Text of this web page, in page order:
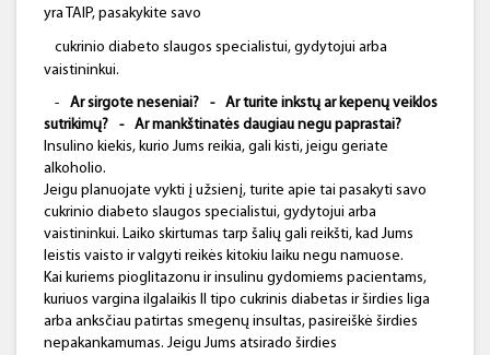
yra TAIP, pasakykite savo
cukrinio diabeto slaugos specialistui, gydytojui arba
vaistininkui.
-
Ar sirgote neseniai? -
Ar turite inkstų ar kepenų veiklos
sutrikimų?
-
Ar mankštinatės daugiau negu paprastai?
Insulino kiekis, kurio Jums reikia, gali kisti, jeigu geriate
alkoholio.
Jeigu planuojate vykti į užsienį, turite apie tai pasakyti savo
cukrinio diabeto slaugos specialistui, gydytojui arba
vaistininkui. Laiko skirtumas tarp šalių gali reikšti, kad Jums
leistis vaisto ir valgyti reikės kitokiu laiku negu namuose.
Kai kuriems pioglitazonu ir insulinu gydomiems pacientams,
kuriuos vargina ilgalaikis II tipo cukrinis diabetas ir širdies liga
arba anksčiau patirtas smegenų insultas, pasireiškė širdies
nepakankamumas. Jeigu Jums atsirado širdies